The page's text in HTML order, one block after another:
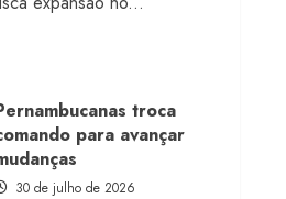
troca
para avançar
30 de julho de 2026